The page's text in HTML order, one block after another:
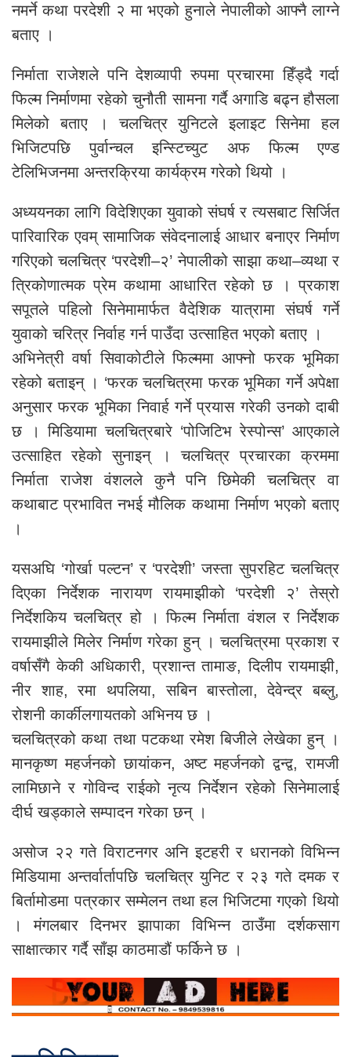
नमर्ने कथा परदेशी २ मा भएको हुनाले नेपालीको आफ्नै लाग्ने
बताए ।
निर्माता राजेशले पनि देशव्यापी रुपमा प्रचारमा हिँड्दै गर्दा
फिल्म निर्माणमा रहेको चुनौती सामना गर्दै अगाडि बढ्न हौसला
मिलेको बताए । चलचित्र युनिटले इलाइट सिनेमा हल
भिजिटपछि पुर्वान्चल इन्स्टिच्युट अफ फिल्म एण्ड
टेलिभिजनमा अन्तरक्रिया कार्यक्रम गरेको थियो ।
अध्ययनका लागि विदेशिएका युवाको संघर्ष र त्यसबाट सिर्जित
पारिवारिक एवम् सामाजिक संवेदनालाई आधार बनाएर निर्माण
गरिएको चलचित्र ‘परदेशी–२’ नेपालीको साझा कथा–व्यथा र
त्रिकोणात्मक प्रेम कथामा आधारित रहेको छ । प्रकाश
सपूतले पहिलो सिनेमामार्फत वैदेशिक यात्रामा संघर्ष गर्ने
युवाको चरित्र निर्वाह गर्न पाउँदा उत्साहित भएको बताए ।
अभिनेत्री वर्षा सिवाकोटीले फिल्ममा आफ्नो फरक भूमिका
रहेको बताइन् । ‘फरक चलचित्रमा फरक भूमिका गर्ने अपेक्षा
अनुसार फरक भूमिका निवार्ह गर्ने प्रयास गरेकी उनको दाबी
छ । मिडियामा चलचित्रबारे ‘पोजिटिभ रेस्पोन्स’ आएकाले
उत्साहित रहेको सुनाइन् । चलचित्र प्रचारका क्रममा
निर्माता राजेश वंशलले कुनै पनि छिमेकी चलचित्र वा
कथाबाट प्रभावित नभई मौलिक कथामा निर्माण भएको बताए
।
यसअघि ‘गोर्खा पल्टन’ र ‘परदेशी’ जस्ता सुपरहिट चलचित्र
दिएका निर्देशक नारायण रायमाझीको ‘परदेशी २’ तेस्रो
निर्देशकिय चलचित्र हो । फिल्म निर्माता वंशल र निर्देशक
रायमाझीले मिलेर निर्माण गरेका हुन् । चलचित्रमा प्रकाश र
वर्षासँगै केकी अधिकारी, प्रशान्त तामाङ, दिलीप रायमाझी,
नीर शाह, रमा थपलिया, सबिन बास्तोला, देवेन्द्र बब्लु,
रोशनी कार्कीलगायतको अभिनय छ ।
चलचित्रको कथा तथा पटकथा रमेश बिजीले लेखेका हुन् ।
मानकृष्ण महर्जनको छायांकन, अष्ट महर्जनको द्वन्द्व, रामजी
लामिछाने र गोविन्द राईको नृत्य निर्देशन रहेको सिनेमालाई
दीर्घ खड्काले सम्पादन गरेका छन् ।
असोज २२ गते विराटनगर अनि इटहरी र धरानको विभिन्न
मिडियामा अन्तर्वार्तापछि चलचित्र युनिट र २३ गते दमक र
बिर्तामोडमा पत्रकार सम्मेलन तथा हल भिजिटमा गएको थियो
। मंगलबार दिनभर झापाका विभिन्न ठाउँमा दर्शकसाग
साक्षात्कार गर्दै साँझ काठमाडौं फर्किने छ ।